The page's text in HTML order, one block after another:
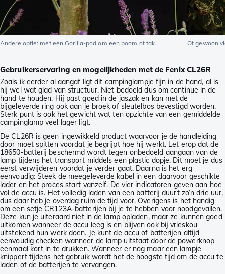
Andere optie: met een Gorilla-pod om een boom of tak. Of gewoon
Gebruikerservaring en mogelijkheden met de Fenix CL26R
Zoals ik eerder al aangaf ligt dit campinglampje fijn in de hand, al is
hij wel wat glad van structuur. Niet bedoeld dus om continue in de
hand te houden. Hij past goed in de jaszak en kan met de
bijgeleverde ring ook aan je broek of sleutelbos bevestigd worden.
Sterk punt is ook het gewicht wat ten opzichte van een gemiddelde
campinglamp veel lager ligt.
De CL26R is geen ingewikkeld product waarvoor je de handleiding
door moet spitten voordat je begrijpt hoe hij werkt. Let erop dat de
18650-batterij beschermd wordt tegen onbedoeld aangaan van de
lamp tijdens het transport middels een plastic dopje. Dit moet je dus
eerst verwijderen voordat je verder gaat. Daarna is het erg
eenvoudig: Steek de meegeleverde kabel in een daarvoor geschikte
lader en het proces start vanzelf. De vier indicatoren geven aan hoe
vol de accu is. Het volledig laden van een batterij duurt zo’n drie uur,
dus daar heb je overdag ruim de tijd voor. Overigens is het handig
om een setje CR123A-batterijen bij je te hebben voor noodgevallen.
Deze kun je uiteraard niet in de lamp opladen, maar ze kunnen goed
uitkomen wanneer de accu leeg is en blijven ook bij vrieskou
uitstekend hun werk doen. Je kunt de accu of batterijen altijd
eenvoudig checken wanneer de lamp uitstaat door de powerknop
eenmaal kort in te drukken. Wanneer er nog maar een lampje
knippert tijdens het gebruik wordt het de hoogste tijd om de accu te
laden of de batterijen te vervangen.